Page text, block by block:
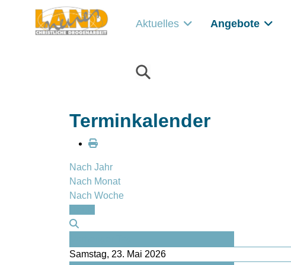
Aktuelles Angebote
Terminkalender
Nach Jahr
Nach Monat
Nach Woche
Samstag, 23. Mai 2026